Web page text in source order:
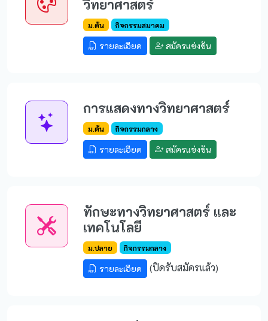
วิทยาศาสตร์
ม.ต้น กิจกรรมสมาคม
รายละเอียด สมัครแข่งขัน
การแสดงทางวิทยาศาสตร์
ม.ต้น กิจกรรมกลาง
รายละเอียด สมัครแข่งขัน
ทักษะทางวิทยาศาสตร์ และ
เทคโนโลยี
ม.ปลาย กิจกรรมกลาง
รายละเอียด (ปิดรับสมัครแล้ว)